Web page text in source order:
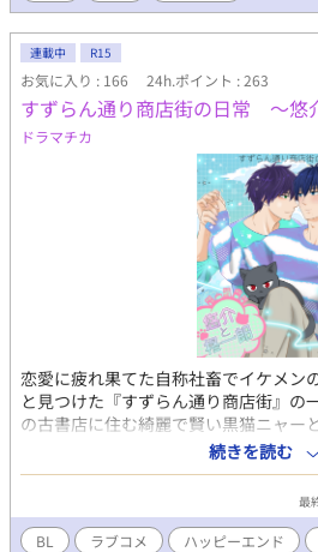
連載中 R15
お気に入り : 166 24h.ポイント : 263
すずらん通り商店街の日常 ～悠
ドラマチカ
恋愛に疲れ果てた自称社畜でイケメン
と見つけた『すずらん通り商店街』の
の古書店に住む綺麗で賢い黒猫ニャー
形の店主、犬山悠介。 恋に臆病な犬山
飼柊一郎、そして二人の恋を見守る
せる店主等、特殊設定あり 小説はこち
→https://www.alphapolis.co.jp/
続きを読む
最
BL ラブコメ ハッピーエンド